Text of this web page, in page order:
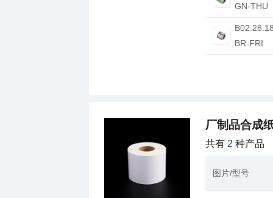
GN-THU
BR-FRI
厂制品合成
共有 2 种产品
图片/型号